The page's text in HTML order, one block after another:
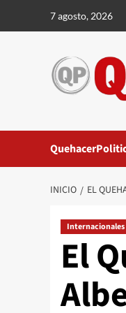
7 agosto, 2026
INICIO EL
Internacionales
El